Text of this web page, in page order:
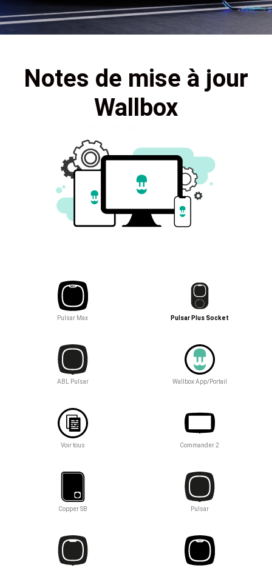
Notes de mise à jour
Wallbox
Pulsar Max Pulsar Plus Socket
ABL Pulsar Wallbox App/Portail
Voir tous Commander 2
Copper SB Pulsar